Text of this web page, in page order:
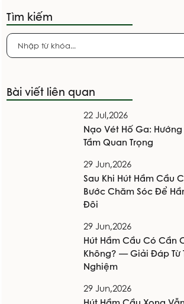
Tìm kiếm
Bài viết liên quan
22 Jul,2026
Nạo Vét Hố Ga:
Tầm Quan Trọng
29 Jun,2026
Sau Khi Hút Hầm Cầu
Bước Chăm Sóc Để
Đôi
29 Jun,2026
Hút Hầm Cầu Có Cần
Không? — Giải Đáp Từ
Nghiệm
29 Jun,2026